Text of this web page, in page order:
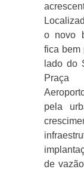
o novo
fica bem
lado do
Praça
pela
de